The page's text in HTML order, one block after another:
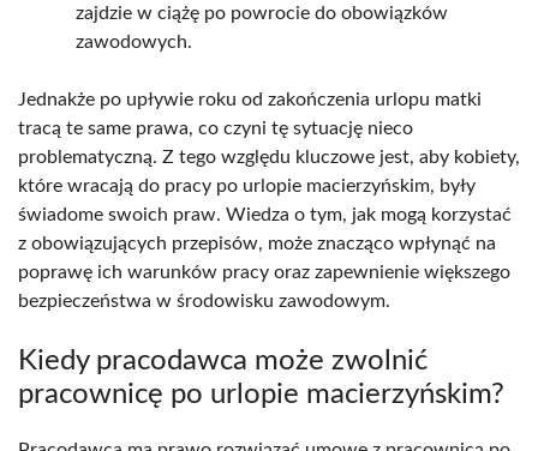
zajdzie w ciążę po powrocie do obowiązków
zawodowych.
Jednakże po upływie roku od zakończenia urlopu matki
tracą te same prawa, co czyni tę sytuację nieco
problematyczną. Z tego względu kluczowe jest, aby kobiety,
które wracają do pracy po urlopie macierzyńskim, były
świadome swoich praw. Wiedza o tym, jak mogą korzystać
z obowiązujących przepisów, może znacząco wpłynąć na
poprawę ich warunków pracy oraz zapewnienie większego
bezpieczeństwa w środowisku zawodowym.
Kiedy pracodawca może zwolnić
pracownicę po urlopie macierzyńskim?